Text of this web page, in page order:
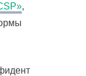
,